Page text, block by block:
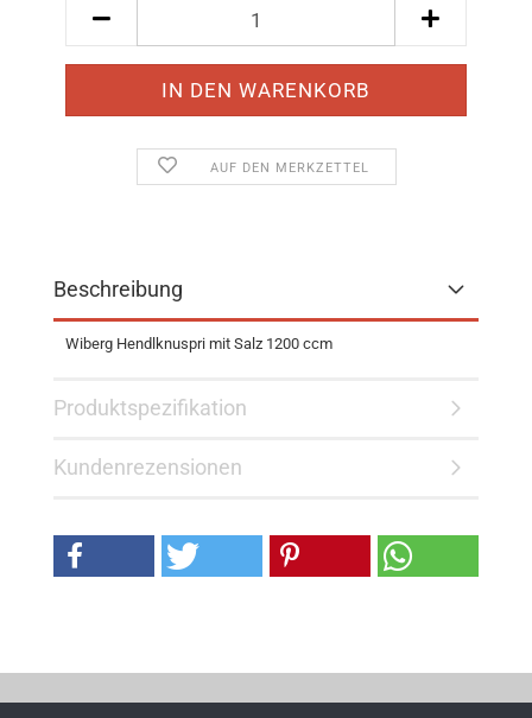
AUF DEN MERKZETTEL
Beschreibung
Wiberg Hendlknuspri mit Salz 1200 ccm
Produktspezifikation
Kundenrezensionen